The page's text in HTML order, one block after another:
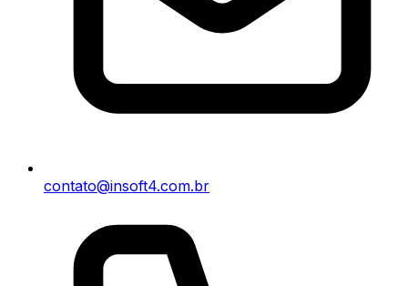
contato@insoft4.com.br